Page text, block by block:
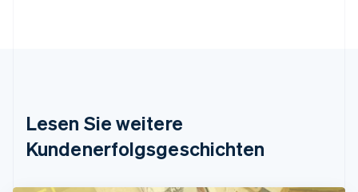
Lesen Sie weitere
Kundenerfolgsgeschichten
DeutschEnglish
English
简体中文English